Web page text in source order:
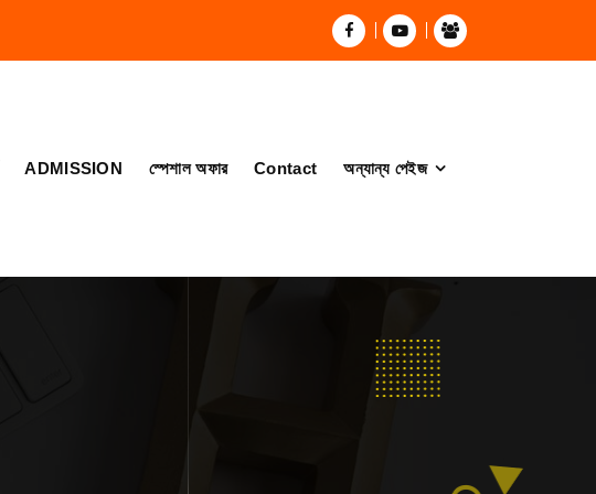
ADMISSION স্পেশাল অফার Contact অন্যান্য পেইজ